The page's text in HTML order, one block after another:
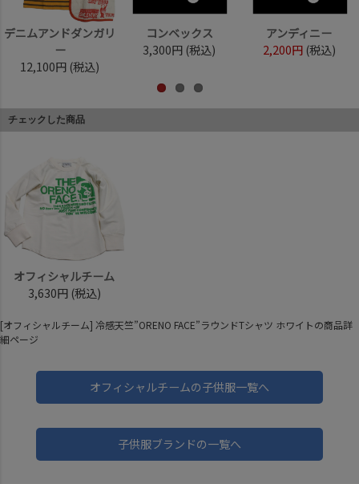
デニムアンドダンガリ
ー
12,100円 (税込)
コンベックス
3,300円 (税込)
アンディニー
2,200円 (税込)
チェックした商品
オフィシャルチーム
3,630円 (税込)
[オフィシャルチーム] 冷感天竺”ORENO FACE”ラウンドTシャツ ホワイトの商品詳
細ページ
オフィシャルチームの子供服一覧へ
子供服ブランドの一覧へ